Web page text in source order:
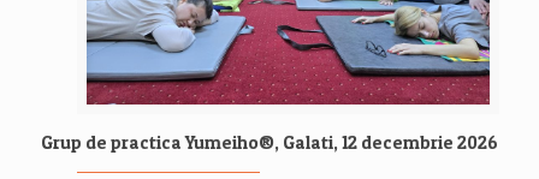
Grup de practica Yumeiho®, Galati, 12 decembrie 2026